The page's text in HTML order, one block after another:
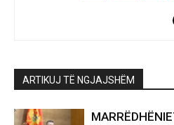
ARTIKUJ TË NGJAJSHËM